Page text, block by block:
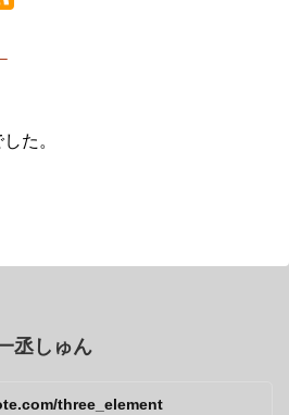
た。
丞しゅん
three_element